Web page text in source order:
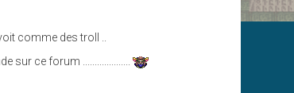
comme des troll ..
sur ce forum ....................